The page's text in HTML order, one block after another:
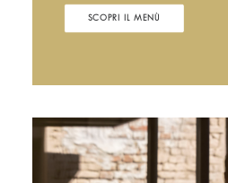
SCOPRI IL MENÙ